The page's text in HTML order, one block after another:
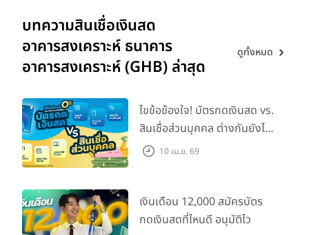
บทความสินเชื่อเงินสด
อาคารสงเคราะห์ ธนาคาร
อาคารสงเคราะห์ (GHB) ล่าสุด
ดูทั้งหมด
ไขข้อข้องใจ! บัตรกดเงินสด vs.
สินเชื่อส่วนบุคคล ต่างกันยังไง
เลือกแบบไหนให้ตอบโจทย์?
10 เม.ย. 69
เงินเดือน 12,000 สมัครบัตร
กดเงินสดที่ไหนดี อนุมัติไว